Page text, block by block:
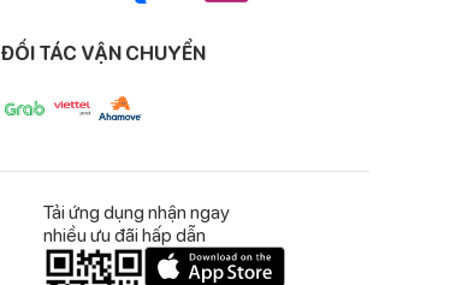
ĐỐI TÁC VẬN CHUYỂN
Tải ứng dụng nhận ngay
nhiều ưu đãi hấp dẫn